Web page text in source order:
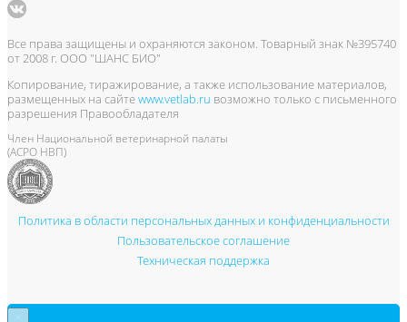
Все права защищены и охраняются законом. Товарный знак №395740
от 2008 г. ООО "ШАНС БИО"
Копирование, тиражирование, а также использование материалов,
размещенных на сайтеwww.vetlab.ru возможно только с письменного
разрешения Правообладателя
Член Национальной ветеринарной палаты
(АСРО НВП)
Политика в области персональных данных и конфиденциальности
Пользовательское соглашение
Техническая поддержка